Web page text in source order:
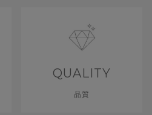
”天使の卵”が揺れる、キュートでエレ
QUALITY
品質